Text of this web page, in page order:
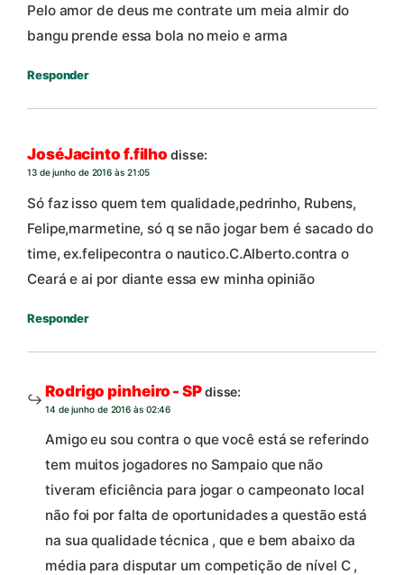
Pelo amor de deus me contrate um meia almir do
bangu prende essa bola no meio e arma
Responder
JoséJacinto f.filho disse:
13 de junho de 2016 às 21:05
Só faz isso quem tem qualidade,pedrinho, Rubens,
Felipe,marmetine, só q se não jogar bem é sacado do
time, ex.felipecontra o nautico.C.Alberto.contra o
Ceará e ai por diante essa ew minha opinião
Responder
Rodrigo pinheiro - SPdisse:
14 de junho de 2016 às 02:46
Amigo eu sou contra o que você está se referindo
tem muitos jogadores no Sampaio que não
tiveram eficiência para jogar o campeonato local
não foi por falta de oportunidades a questão está
na sua qualidade técnica , que e bem abaixo da
média para disputar um competição de nível C ,